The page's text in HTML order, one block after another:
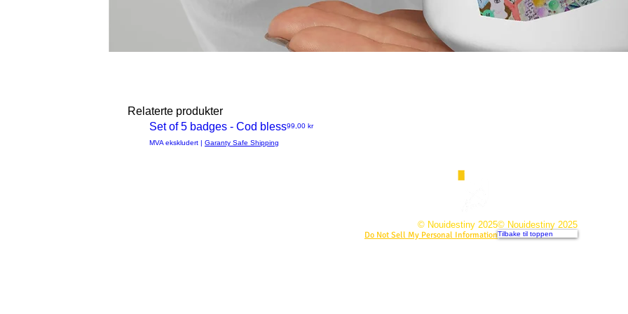
Relaterte produkter
Set of 5 badges - Cod blessPris
99,00 kr
MVA ekskludert | Garanty Safe Shipping
© Nouidestiny 2025
Do Not Sell My Personal Information
© Nouidestiny 2025
Tilbake til toppen